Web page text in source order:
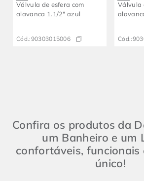
Válvula de esfera com
alavanca 1.1/2" azul
Cód.:90303015006
Válvula
Cód.:
Confira os produtos da
um Banheiro e um
confortáveis, funcionais
único!